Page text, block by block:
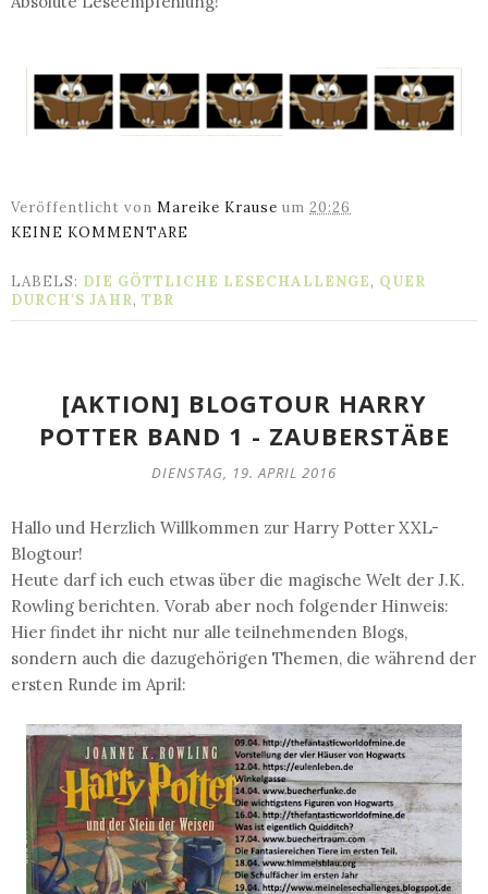
Veröffentlicht von Mareike Krause um 20:26
KEINE KOMMENTARE
LABELS: DIE GÖTTLICHE LESECHALLENGE, QUER
DURCH'S JAHR, TBR
[AKTION] BLOGTOUR HARRY
POTTER BAND 1 - ZAUBERSTÄBE
DIENSTAG, 19. APRIL 2016
Hallo und Herzlich Willkommen zur Harry Potter XXL-
Blogtour!
Heute darf ich euch etwas über die magische Welt der J.K.
Rowling berichten. Vorab aber noch folgender Hinweis:
Hier findet ihr nicht nur alle teilnehmenden Blogs,
sondern auch die dazugehörigen Themen, die während der
ersten Runde im April: